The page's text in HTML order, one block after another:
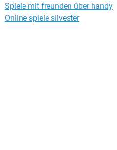
Spiele mit freunden über handy
Online spiele silvester